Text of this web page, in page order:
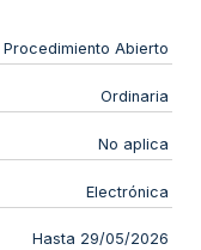
Procedimiento Abierto
Ordinaria
No aplica
Electrónica
Hasta 29/05/2026